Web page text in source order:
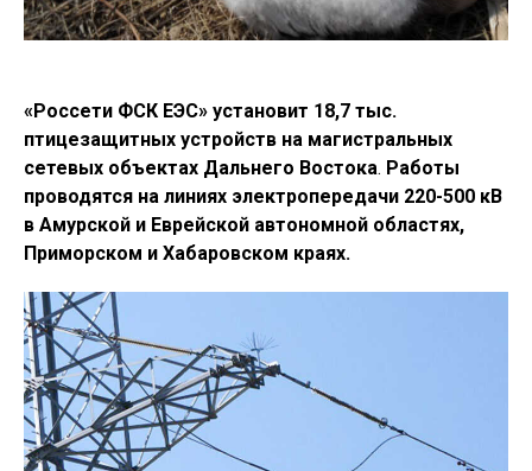
«Россети ФСК ЕЭС» установит 18,7 тыс.
птицезащитных устройств на магистральных
сетевых объектах Дальнего Востока. Работы
проводятся на линиях электропередачи 220-500 кВ
в Амурской и Еврейской автономной областях,
Приморском и Хабаровском краях.